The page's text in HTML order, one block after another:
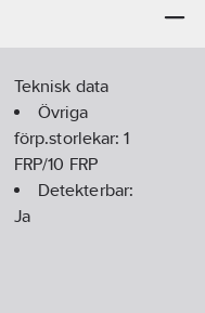
Teknisk data
Övriga
förp.storlekar:1
FRP/10 FRP
Detekterbar:
Ja